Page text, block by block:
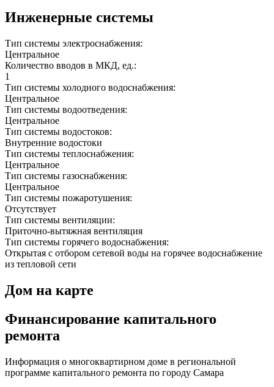
Инженерные системы
Тип системы электроснабжения:
Центральное
Количество вводов в МКД, ед.:
1
Тип системы холодного водоснабжения:
Центральное
Тип системы водоотведения:
Центральное
Тип системы водостоков:
Внутренние водостоки
Тип системы теплоснабжения:
Центральное
Тип системы газоснабжения:
Центральное
Тип системы пожаротушения:
Отсутствует
Тип системы вентиляции:
Приточно-вытяжная вентиляция
Тип системы горячего водоснабжения:
Открытая с отбором сетевой воды на горячее водоснабжение
из тепловой сети
Дом на карте
Финансирование капитального
ремонта
Информация о многоквартирном доме в региональной
программе капитального ремонта по городу Самара